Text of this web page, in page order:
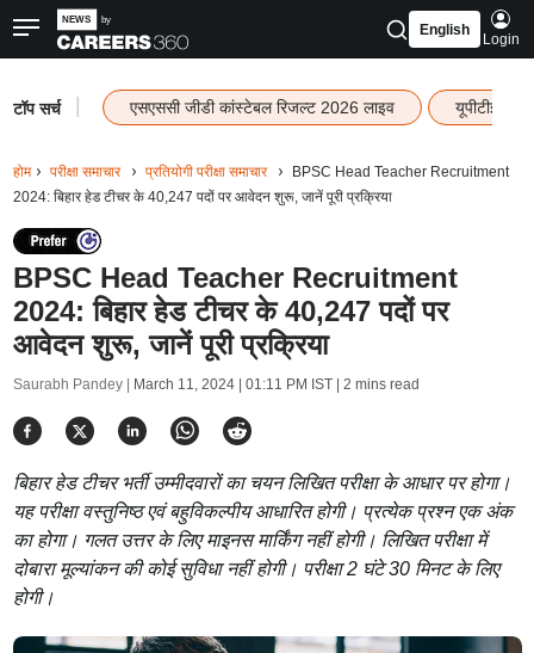
English
Login
टॉप सर्च एसएससी जीडी कांस्टेबल रिजल्ट 2026 लाइव यूपीटीईटी
होम परीक्षा समाचार प्रतियोगी परीक्षा समाचार
BPSC Head Teacher Recruitment
2024: बिहार हेड टीचर के 40,247 पदों पर आवेदन शुरू, जानें पूरी प्रक्रिया
BPSC Head Teacher Recruitment
2024: बिहार हेड टीचर के 40,247 पदों पर
आवेदन शुरू, जानें पूरी प्रक्रिया
Saurabh Pandey | March 11, 2024 | 01:11 PM IST| 2 mins read
बिहार हेड टीचर भर्ती उम्मीदवारों का चयन लिखित परीक्षा के आधार पर होगा।
यह परीक्षा वस्तुनिष्ठ एवं बहुविकल्पीय आधारित होगी। प्रत्येक प्रश्न एक अंक
का होगा। गलत उत्तर के लिए माइनस मार्किंग नहीं होगी। लिखित परीक्षा में
दोबारा मूल्यांकन की कोई सुविधा नहीं होगी। परीक्षा 2 घंटे 30 मिनट के लिए
होगी।